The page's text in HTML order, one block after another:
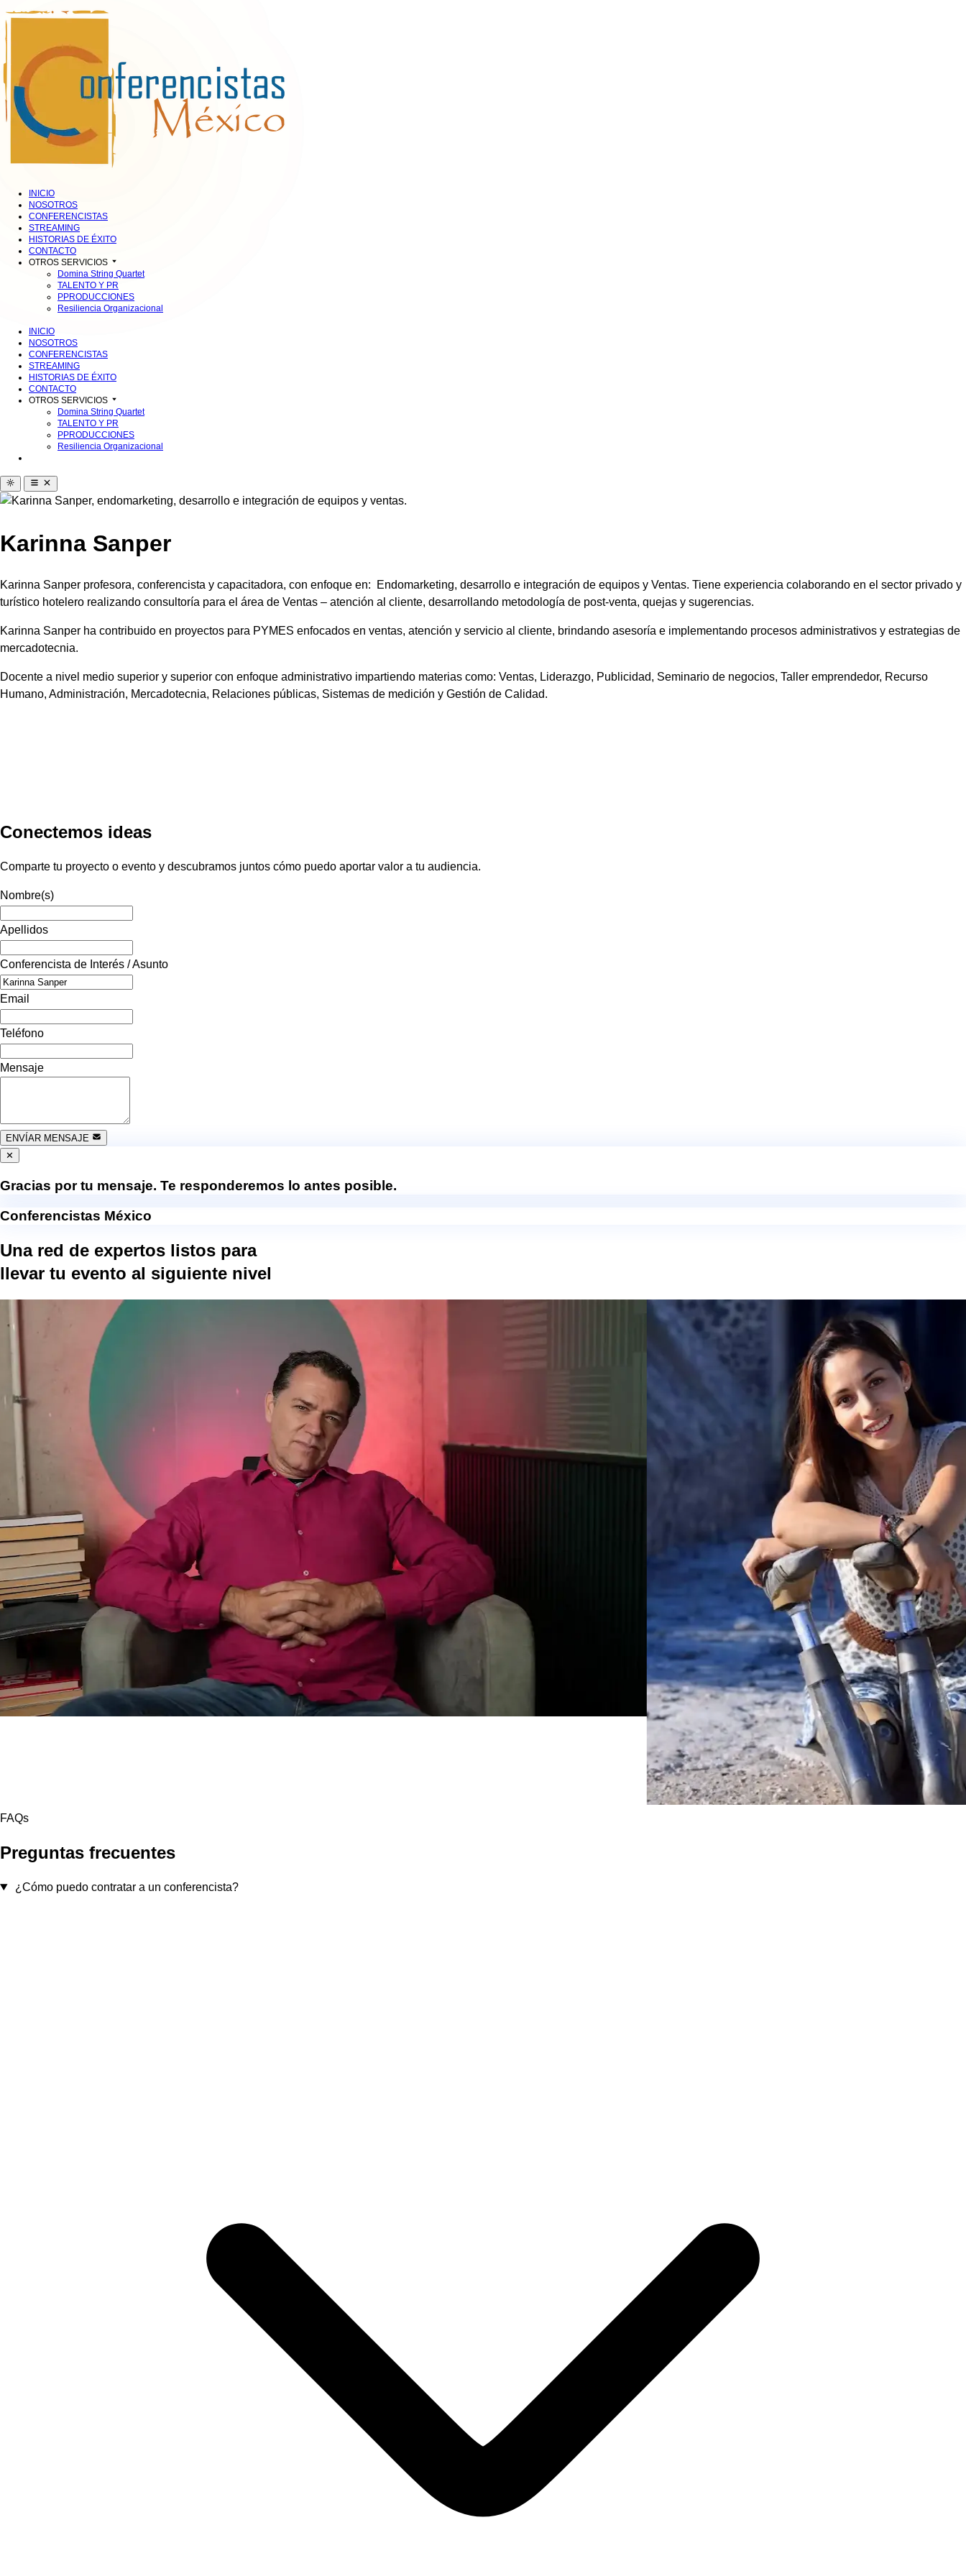
INICIO
NOSOTROS
CONFERENCISTAS
STREAMING
HISTORIAS DE ÉXITO
CONTACTO
OTROS SERVICIOS
Domina String Quartet
TALENTO Y PR
PPRODUCCIONES
Resiliencia Organizacional
INICIO
NOSOTROS
CONFERENCISTAS
STREAMING
HISTORIAS DE ÉXITO
CONTACTO
OTROS SERVICIOS
Domina String Quartet
TALENTO Y PR
PPRODUCCIONES
Resiliencia Organizacional
Karinna Sanper
Karinna Sanper profesora, conferencista y capacitadora, con enfoque en: Endomarketing, desarrollo e integración de equipos y Ventas. Tiene experiencia colaborando en el sector privado y
turístico hotelero realizando consultoría para el área de Ventas – atención al cliente, desarrollando metodología de post-venta, quejas y sugerencias.
Karinna Sanper ha contribuido en proyectos para PYMES enfocados en ventas, atención y servicio al cliente, brindando asesoría e implementando procesos administrativos y estrategias de
mercadotecnia.
Docente a nivel medio superior y superior con enfoque administrativo impartiendo materias como: Ventas, Liderazgo, Publicidad, Seminario de negocios, Taller emprendedor, Recurso
Humano, Administración, Mercadotecnia, Relaciones públicas, Sistemas de medición y Gestión de Calidad.
Conectemos ideas
Comparte tu proyecto o evento y descubramos juntos cómo puedo aportar valor a tu audiencia.
Nombre(s)
Apellidos
Conferencista de Interés / Asunto
Email
Teléfono
Mensaje
ENVÍAR MENSAJE
✕
Gracias por tu mensaje. Te responderemos lo antes posible.
Conferencistas México
Una red de expertos listos para
llevar tu evento al siguiente nivel
FAQs
Preguntas frecuentes
¿Cómo puedo contratar a un conferencista?